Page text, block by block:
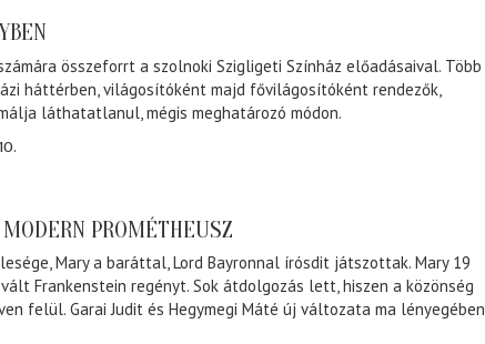
összeforrt a szolnoki Szigligeti Színház előadásaival. Több
háttérben, világosítóként majd fővilágosítóként rendezők,
láthatatlanul, mégis meghatározó módon.
PROMÉTHEUSZ
Mary a baráttal, Lord Bayronnal írósdit játszottak. Mary 19
Frankenstein regényt. Sok átdolgozás lett, hiszen a közönség
felül. Garai Judit és Hegymegi Máté új változata ma lényegében